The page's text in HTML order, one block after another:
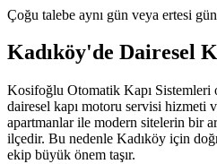
Çoğu talebe aynı gün veya ertesi
Kadıköy'de Dairesel
Kosifoğlu Otomatik Kapı Sistemleri
dairesel kapı motoru servisi hizmeti
apartmanlar ile modern sitelerin bir
ilçedir. Bu nedenle Kadıköy için
ekip büyük önem taşır.